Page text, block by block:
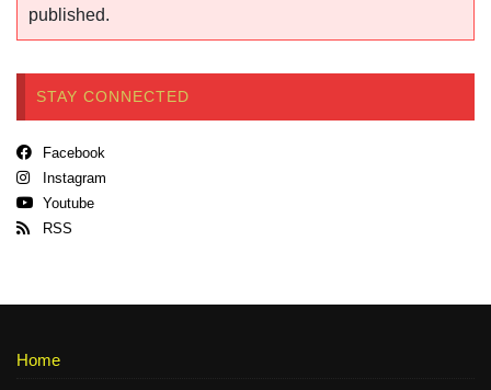
published.
STAY CONNECTED
Facebook
Instagram
Youtube
RSS
Home